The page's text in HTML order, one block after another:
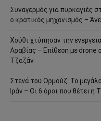
Συναγερμός για πυρκαγιές
ο κρατικός μηχανισμός –
Χούθι χτύπησαν την
Αραβίας – Επίθεση με drone
Τζαζάν
Στενά του Ορμούζ: Το
Ιράν – Οι 6 όροι που θέτει η